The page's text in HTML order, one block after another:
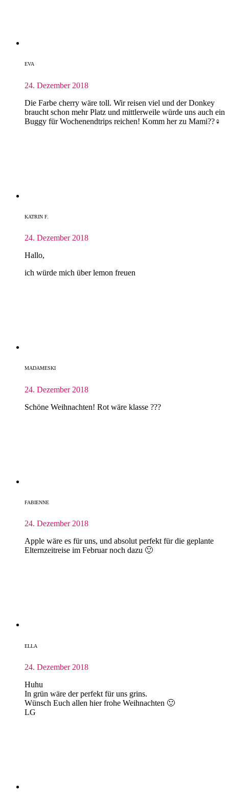
EVA
24. Dezember 2018
Die Farbe cherry wäre toll. Wir reisen viel und der Donkey
braucht schon mehr Platz und mittlerweile würde uns auch ein
Buggy für Wochenendtrips reichen! Komm her zu Mami??‍♀️
KATRIN F.
24. Dezember 2018
Hallo,
ich würde mich über lemon freuen
MADAMESKI
24. Dezember 2018
Schöne Weihnachten! Rot wäre klasse ???
FABIENNE
24. Dezember 2018
Apple wäre es für uns, und absolut perfekt für die geplante
Elternzeitreise im Februar noch dazu 🙂
ELLA
24. Dezember 2018
Huhu
In grün wäre der perfekt für uns grins.
Wünsch Euch allen hier frohe Weihnachten 🙂
LG